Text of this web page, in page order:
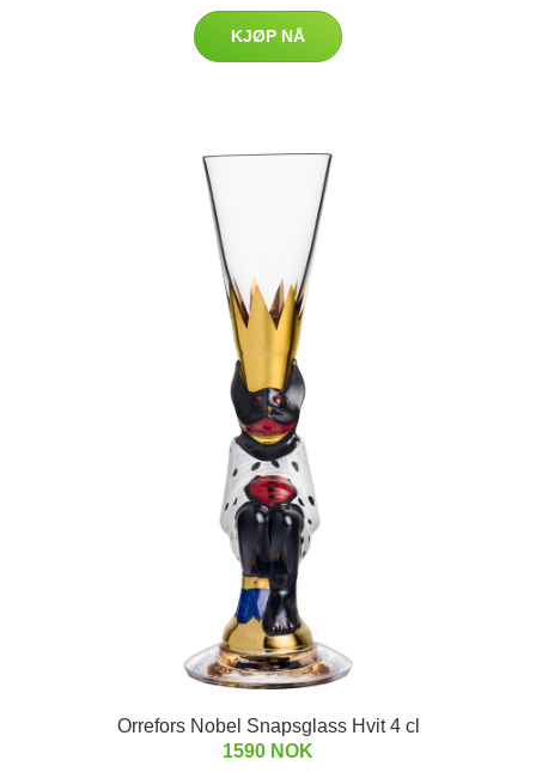
KJØP NÅ
Orrefors Nobel Snapsglass Hvit 4 cl
1590 NOK